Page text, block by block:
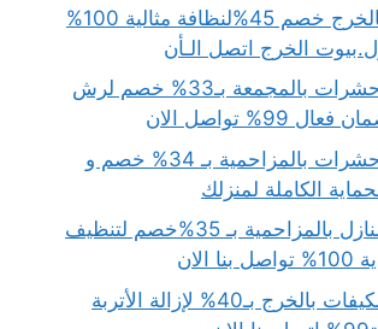
شركة تنظيف بالخرج خصم 45%لنظافة مثالية 100%
الخرج اتصل الـأن
شركة مكافحة حشرات بالمجمعة بـ33% خصم لرش
تواصل الان
شركة مكافحة حشرات بالمزاحمية بـ 34% خصم و
شركة تنظيف منازل بالمزاحمية بـ 35%خصم لتنظيف
شركة تنظيف مكيفات بالخرج بـ40% لإزالة الأتربة